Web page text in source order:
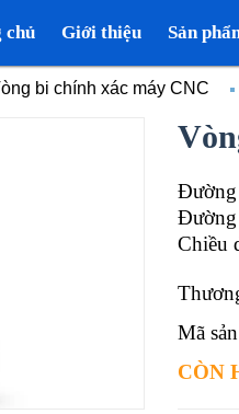
chủ Giới thiệu Sản
bi chính xác máy CNC
Đường
Đường
Chiều
Mã
CÒN